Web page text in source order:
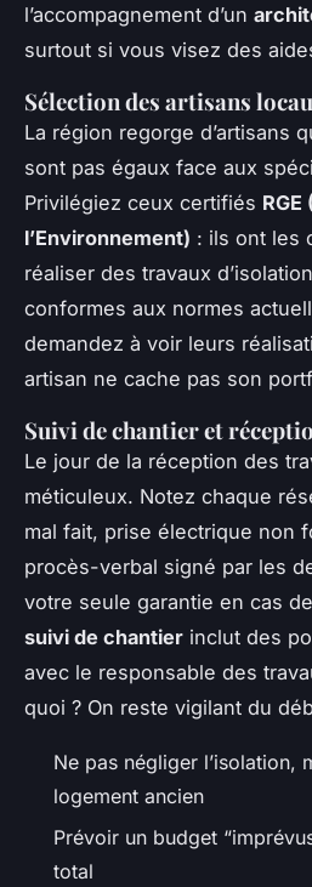
l’accompagnement d’un
surtout si vous visez des
Sélection des artisans
La région regorge d’artisans
sont pas égaux face aux
Privilégiez ceux certifiés
l’Environnement) : ils ont les
réaliser des travaux
conformes aux normes
demandez à voir leurs
artisan ne cache pas son
Suivi de chantier et
Le jour de la réception des
méticuleux. Notez chaque
mal fait, prise électrique non
procès-verbal signé par les
votre seule garantie en cas
suivi de chantier inclut des
avec le responsable des
quoi ? On reste vigilant du
Ne pas négliger l’isolation,
logement ancien
Prévoir un budget
total